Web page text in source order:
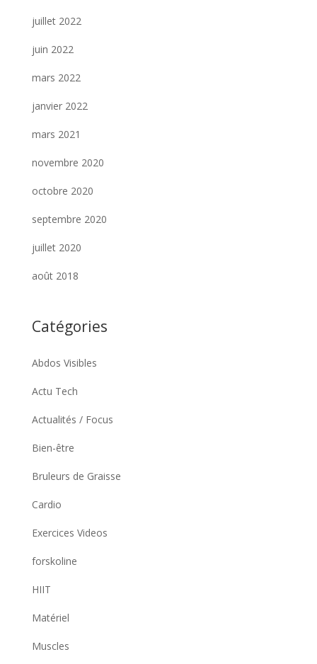
juillet 2022
juin 2022
mars 2022
janvier 2022
mars 2021
novembre 2020
octobre 2020
septembre 2020
juillet 2020
août 2018
Catégories
Abdos Visibles
Actu Tech
Actualités / Focus
Bien-être
Bruleurs de Graisse
Cardio
Exercices Videos
forskoline
HIIT
Matériel
Muscles